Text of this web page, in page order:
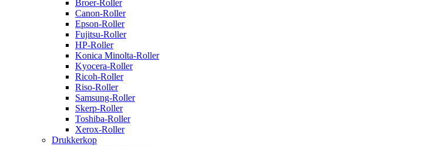
Broer-Roller
Canon-Roller
Epson-Roller
Fujitsu-Roller
HP-Roller
Konica Minolta-Roller
Kyocera-Roller
Ricoh-Roller
Riso-Roller
Samsung-Roller
Skerp-Roller
Toshiba-Roller
Xerox-Roller
Drukkerkop